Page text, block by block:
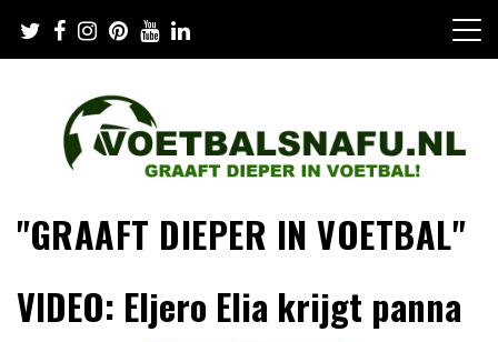
content
"GRAAFT DIEPER IN VOETBAL"
VIDEO: Eljero Elia krijgt panna